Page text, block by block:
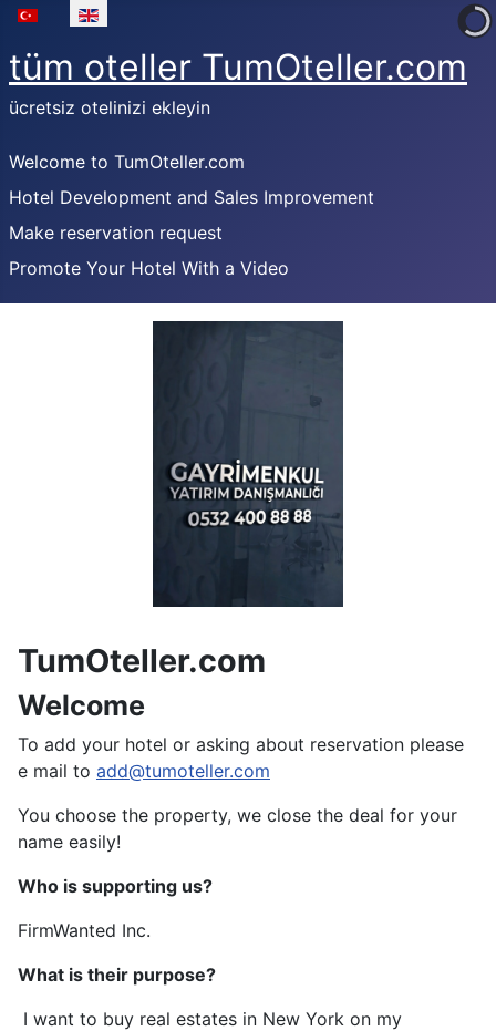
Select your language
tüm oteller TumOteller.com
ücretsiz otelinizi ekleyin
Welcome to TumOteller.com
Hotel Development and Sales Improvement
Make reservation request
Promote Your Hotel With a Video
TumOteller.com
Welcome
To add your hotel or asking about reservation please
e mail to add@tumoteller.com
You choose the property, we close the deal for your
name easily!
Who is supporting us?
FirmWanted Inc.
What is their purpose?
I want to buy real estates in New York on my